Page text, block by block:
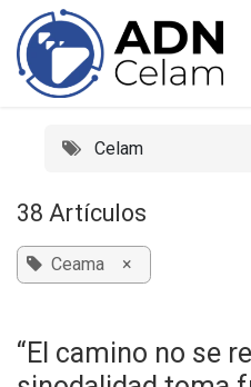
Ir al contenido
Celam
38 Artículos
Ceama ×
“El camino no se